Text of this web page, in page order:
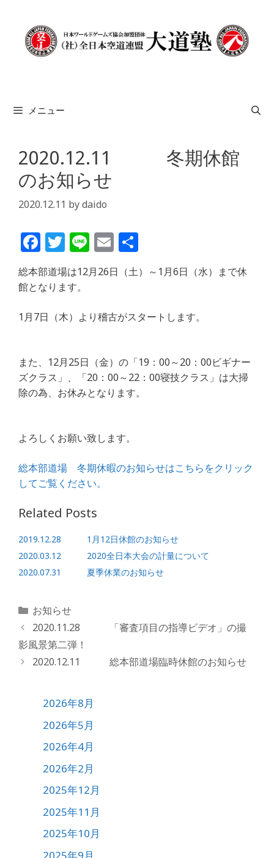
メニュー
2020.12.11 冬期休館
のお知らせ
2020.12.11 bydaido
F
a
c
e
b
o
k
T
w
itt
e
r
Li
n
e
E
m
ai
有
総本部道場は12月26日（土）～1月6日（水）まで休
館となります。
1月7日（木）より稽古がスタートします。
また、12月25日（金）の「19：00～20：00ビギナー
ズクラス」、「20：00～22：00寝技クラス」は大掃
除の為、お休みとなります。
よろしくお願い致します。
総本部道場 冬期休暇のお知らせはこちらをクリック
してご覧ください。
Related Posts
2019.12.28 1月12日休館のお知らせ
2020.03.12 2020全日本大会の計量について
2020.07.31 夏季休業のお知らせ
カ
テ
ゴ
リ
ー
お知らせ
2020.11.28 「審査項目の指導ビデオ」の撮
影風景第二弾！
2020.12.11 総本部道場臨時休館のお知らせ
2026年8月
2026年5月
2026年4月
2026年2月
2025年12月
2025年11月
2025年10月
2025年9月